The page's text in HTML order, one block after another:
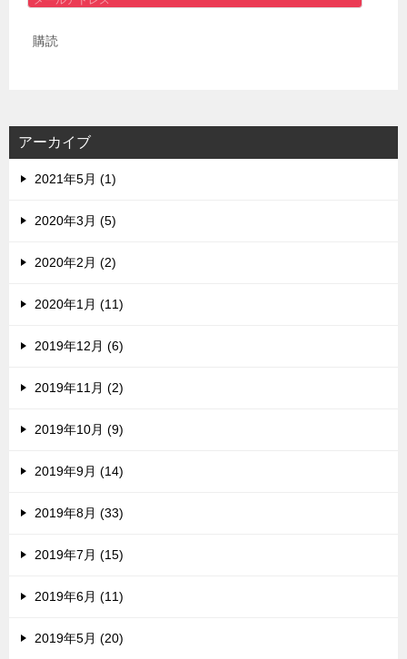
ル
ス
購読
アーカイブ
2021年5月 (1)
2020年3月 (5)
2020年2月 (2)
2020年1月 (11)
2019年12月 (6)
2019年11月 (2)
2019年10月 (9)
2019年9月 (14)
2019年8月 (33)
2019年7月 (15)
2019年6月 (11)
2019年5月 (20)